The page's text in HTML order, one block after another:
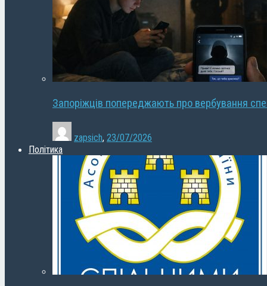
Запоріжців попереджають про вербування
zapsich, 23/07/2026
Політика